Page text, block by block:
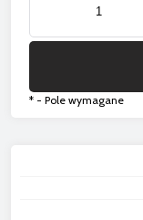
* - Pole wymagane